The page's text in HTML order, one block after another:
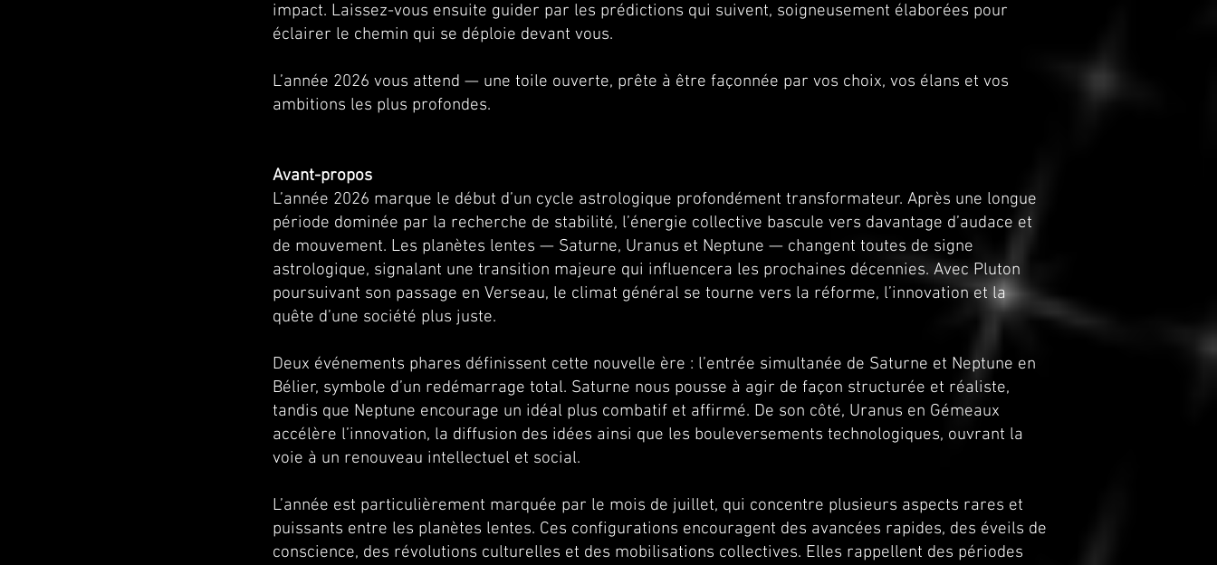
impact. Laissez-vous ensuite guider par les prédictions qui suivent, soigneusement élaborées pour
éclairer le chemin qui se déploie devant vous.
L’année 2026 vous attend — une toile ouverte, prête à être façonnée par vos choix, vos élans et vos
ambitions les plus profondes.
Avant-propos
L’année 2026 marque le début d’un cycle astrologique profondément transformateur. Après une longue
période dominée par la recherche de stabilité, l’énergie collective bascule vers davantage d’audace et
de mouvement. Les planètes lentes — Saturne, Uranus et Neptune — changent toutes de signe
astrologique, signalant une transition majeure qui influencera les prochaines décennies. Avec Pluton
poursuivant son passage en Verseau, le climat général se tourne vers la réforme, l’innovation et la
quête d’une société plus juste.
Deux événements phares définissent cette nouvelle ère : l’entrée simultanée de Saturne et Neptune en
Bélier, symbole d’un redémarrage total. Saturne nous pousse à agir de façon structurée et réaliste,
tandis que Neptune encourage un idéal plus combatif et affirmé. De son côté, Uranus en Gémeaux
accélère l’innovation, la diffusion des idées ainsi que les bouleversements technologiques, ouvrant la
voie à un renouveau intellectuel et social.
L’année est particulièrement marquée par le mois de juillet, qui concentre plusieurs aspects rares et
puissants entre les planètes lentes. Ces configurations encouragent des avancées rapides, des éveils de
conscience, des révolutions culturelles et des mobilisations collectives. Elles rappellent des périodes